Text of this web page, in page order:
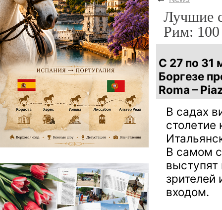
Лучшие
Рим:
С 27 по 31
Боргезе
Roma –
В садах
столетие
В самом
входом.